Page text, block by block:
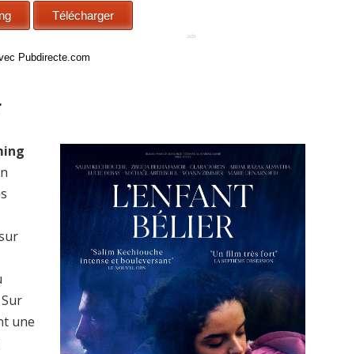
Pubdirecte.com
une